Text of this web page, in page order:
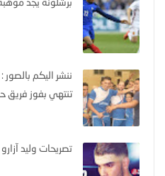
ننشر اليكم
تنتهي بفوز فريق
تصريحات وليد